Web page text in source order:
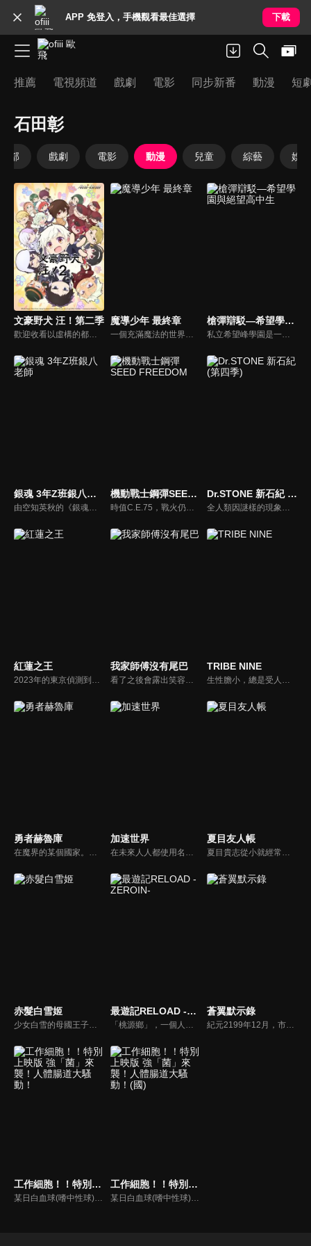
APP 免登入，手機觀看最佳選擇 下載
推薦 電視頻道 戲劇 電影 同步新番 動漫 短
石田彰
全部 戲劇 電影 動漫 兒童 綜藝 娛樂
文豪野犬 汪！第二季
歡迎收看以虛構的都市「橫濱」為舞台，盡情吠叫、撕咬、奔跑的流浪狗們，「汪」derful的日常故事！專門處理棘手案件的「武裝偵探社」，及以港口為地盤的犯罪組織「港區黑幫」，依舊針鋒相對、火花四濺。另外還有──來自大國的「公會」來襲！軍警最強的特殊部隊「獵犬」展露獠牙，「天人五衰」將帶來毀滅？以古代文豪為名的人們，使用與其名相關的「異能力」，展開激烈生死決鬥的動作戰鬥大作《文豪野犬》。作中的人氣角色們將化身小巧可愛的姿態大鬧一番，搞笑外傳動畫的第二季，終於要開播了！全明星大集合！來吧，大家一起充滿朝氣地喊出來，汪、two！汪、two！
魔導少年 最終章
一個充滿魔法的世界—「亞斯藍德」中，位於菲歐烈王國的一個眾多厲害魔導士雲集的魔導士公會「妖精尾巴」。露西‧哈特菲利亞一直希望能加入，成為其中的一位成員。在納茲‧多拉格尼爾的引導下，露西終於得嘗所願，並結識了許多厲害的魔法師。
槍彈辯駁—希望學園與絕望高中生
私立希望峰學園是一所政府公認的特權學校，這間學校裡網羅了來自全國最菁英的學生。平凡無奇的主角苗木誠，卻是這間菁英學校的特例－全日本高中生中，唯一經由隨機抽選而獲得入學資格，被認為是擁有「超高校級的幸運」。在入學當天，苗木誠一踏進校門後不久便突然暈倒，當他醒來時發現身旁有一張惡作劇般的入學章程，教室周圍窗戶被金屬板封閉，一個自稱為校長的「黑白熊」對他們說：「從今以後，想要從學校畢業，你就得殺人…」
銀魂 3年Z班銀八老師 機動戰士鋼彈SEED FREEDOM Dr.STONE 新石紀 (第四季)
紅蓮之王 我家師傅沒有尾巴 TRIBE NINE
勇者赫魯庫
在魔界的某個國家。魔王被勇者打倒了，為了選出新的魔王舉辦了競技大會。大會的執行長、帝國四天王芭米里歐對於應為敵人的勇者赫魯庫的參賽甚為憤怒。在決賽前收到了魔王烏魯姆城被攻陷的消息，芭米里歐要去包含赫魯庫在內的決賽選手一共前往奪回烏魯姆城。
加速世界
在未來人人都使用名為「Neuro-Linker（神經連結裝置）」的終端設備連線。因身材肥胖而受到欺凌的學生有田春雪，過著一邊詛咒現實，一邊提升壁球遊戲的分數最高紀錄的日子。某天，美麗的副學生會長黑雪公主邀請他加入「加速」的網路世界，他的生活就此改變…
夏目友人帳
夏目貴志從小就經常看到怪東西，也就是人類俗稱的妖怪。夏目一直以來備受其擾，自從搬到遠房親戚塔子阿姨的家後，與妖怪們的互動居然愈來愈多。無意間，夏目得到一本由外婆留下的妖怪名冊，並且常常聽到「夏目大人，請把名字還給我吧！」，為了取回友人帳裡的名字，妖怪們總是日以繼夜的前來…
赤髮白雪姬
少女白雪的母國王子執意要納她為愛妾，因感到為難而離開了母國。於是她在森林中與鄰國克拉利涅斯王國的第二王子-桀邂逅了。之後移居到克拉利涅斯王國，跟桀之間親密的友誼越來越深厚…。白雪會就此在克拉利涅斯王國安穩地生活下去嗎？或是捲入什麼風波之中呢？故事即將展開！
最遊記RELOAD -ZEROIN-
「桃源鄉」，一個人與妖怪、科學與妖術共存的安穩大陸。在牛魔王復活實驗發出的負面波動的影響下，妖怪們突然失控，破壞了這塊淨土的平衡。天界的觀世音菩薩遂命令玄奘三藏阻止牛魔王復活實驗，三藏於是帶著孫悟空、沙悟淨、豬八戒朝西域天竺前進。
蒼翼默示錄
紀元2199年12月，市民都期待新的一年到來，不幸的是，『拉格那-布萊德艾奇，史上懸首金額最高要犯』謠傳出現在第十三層都市「迦具土」，人們稱這男子為「死神」，並認為他的目的是摧毀統治機構。為了他高額的懸賞金與他所持有的絕對無比力量的魔導書，各方人馬齊聚於這第十三樓層都市「迦具土」。
工作細胞！！特別上映版 強「菌」來襲！人體腸道大騷動！ 工作細胞！！特別上映版 強「菌」來襲！人體腸道大騷動！(國)
某日白血球(嗜中性球)與紅血球，遇見了收留迷路乳酸菌的一般細胞。為了將乳酸菌護送至同伴所在的的方，白血球與一般細胞朝著腸子前進。然而他們卻與來者不善的最強敵人重逢。「我和你們誰是正義的一方，趁這次弄個清楚吧」再次現身的癌細胞。以及遭到壞菌破壞的腸內環境。體內遭遇前所未有的大危機？！